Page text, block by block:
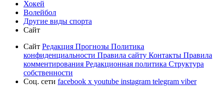
Хокей
Волейбол
Другие виды спорта
Сайт
Сайт Редакция Прогнозы Политика
конфиденциальности Правила сайту Контакты Правила
комментирования Редакционная политика Структура
собственности
Соц. сети facebook x youtube instagram telegram viber